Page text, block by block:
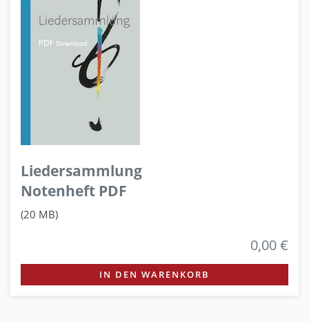
Liedersammlung
Notenheft PDF
(20 MB)
0,00 €
IN DEN WARENKORB